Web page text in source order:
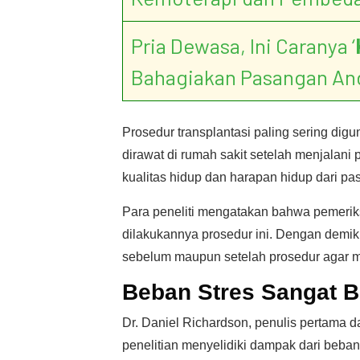
Pria Dewasa, Ini Caranya ‘
Bahagiakan Pasangan
Prosedur transplantasi paling sering
dirawat di rumah sakit setelah menjalani
kualitas hidup dan harapan hidup dari
Para peneliti mengatakan bahwa
dilakukannya prosedur ini. Dengan
sebelum maupun setelah prosedur agar
Beban Stres Sangat
Dr. Daniel Richardson, penulis pertama
penelitian menyelidiki dampak dari